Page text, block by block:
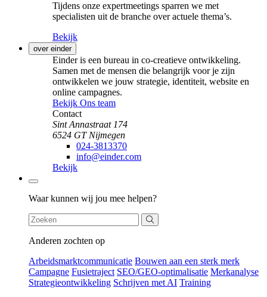
Tijdens onze expertmeetings sparren we met
specialisten uit de branche over actuele thema’s.
Bekijk
over einder
Einder is een bureau in co-creatieve ontwikkeling.
Samen met de mensen die belangrijk voor je zijn
ontwikkelen we jouw strategie, identiteit, website en
online campagnes.
Bekijk Ons team
Contact
Sint Annastraat 174
6524 GT Nijmegen
024-3813370
info@einder.com
Bekijk
Zoeken
Waar kunnen wij jou mee helpen?
Anderen zochten op
Arbeidsmarktcommunicatie Bouwen aan een sterk merk
Campagne Fusietraject SEO/GEO-optimalisatie Merkanalyse
Strategieontwikkeling Schrijven met AI Training